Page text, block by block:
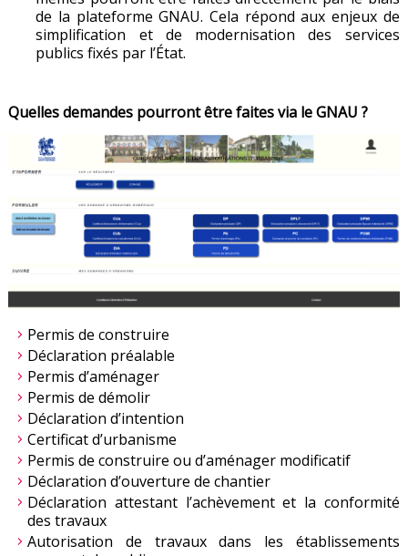
de la plateforme GNAU. Cela répond aux enjeux de
simplification et de modernisation des services
publics fixés par l’État.
Quelles demandes pourront être faites via le GNAU ?
Permis de construire
Déclaration préalable
Permis d’aménager
Permis de démolir
Déclaration d’intention
Certificat d’urbanisme
Permis de construire ou d’aménager modificatif
Déclaration d’ouverture de chantier
Déclaration attestant l’achèvement et la conformité
des travaux
Autorisation de travaux dans les établissements